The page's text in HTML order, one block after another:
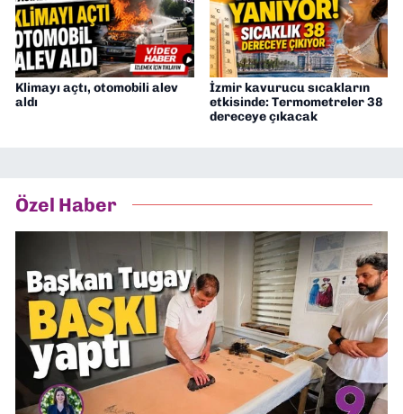
Klimayı açtı, otomobili alev
aldı
İzmir kavurucu sıcakların
etkisinde: Termometreler 38
dereceye çıkacak
Özel Haber